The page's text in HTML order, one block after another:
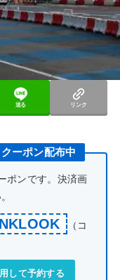
送る リンク
ーポン配布中
ポンです。決済画
（コ
して予約する